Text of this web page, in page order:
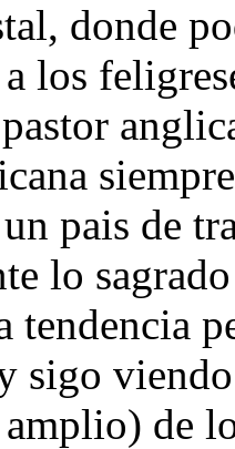
donde
los
pais de
lo
tendencia
sigo
de